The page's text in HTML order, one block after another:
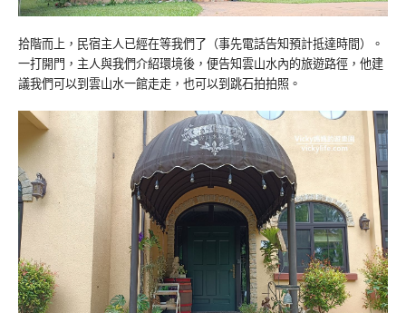
拾階而上，民宿主人已經在等我們了（事先電話告知預計抵達時間）。
一打開門，主人與我們介紹環境後，便告知雲山水內的旅遊路徑，他建
議我們可以到雲山水一館走走，也可以到跳石拍拍照。